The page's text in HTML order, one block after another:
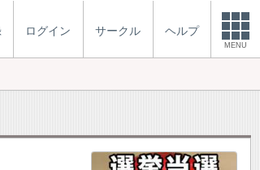
ログイン サークル ヘルプ
MENU